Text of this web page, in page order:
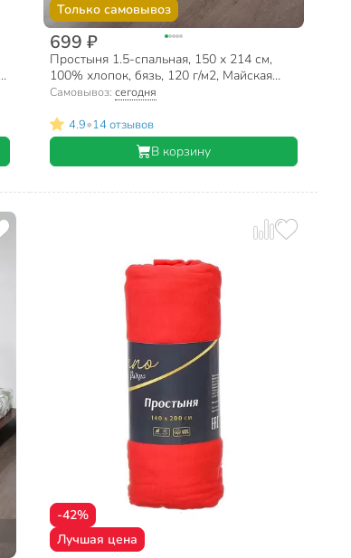
Только самовывоз
699 ₽
Простыня 1.5-спальная, 150 х 214 см,
100% хлопок, бязь, 120 г/м2, Майская
ночь, 9878/1
Самовывоз:сегодня
4.9•14 отзывов
В корзину
-42%
Лучшая цена